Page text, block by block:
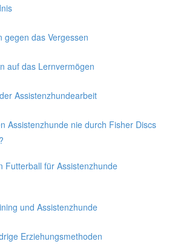
gegen das Vergessen
auf das Lernvermögen
Assistenzhundearbeit
Assistenzhunde nie durch Fisher Discs
Futterball für Assistenzhunde
und Assistenzhunde
Erziehungsmethoden